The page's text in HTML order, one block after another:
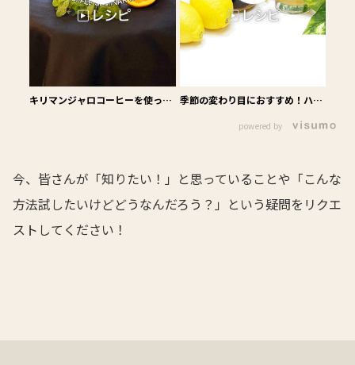
キリマンジャロコーヒーを使った
季節の変わり目におすすめ！ハチ
ミツジンジャーコーヒーの作り
powered by
今、皆さんが「知りたい！」と思っていることや「こんな
方法試したいけどどうなんだろう？」という疑問をリクエ
ストしてください！